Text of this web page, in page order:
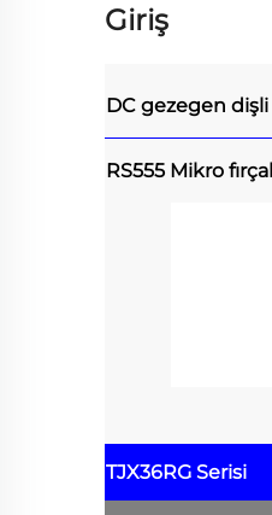
Giriş
DC gezegen
RS555 Mikro
TJX36RG Serisi